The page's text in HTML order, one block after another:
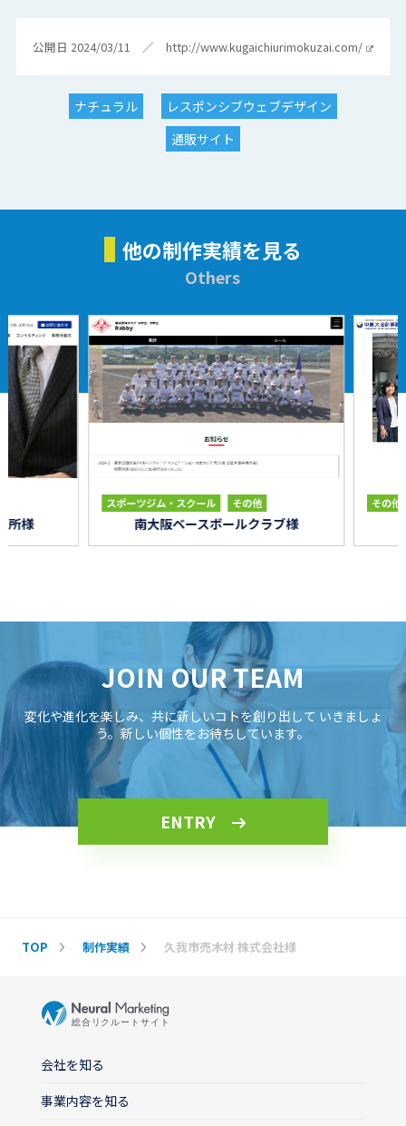
公開日 2024/03/11 ／http://www.kugaichiurimokuzai.com/
ナチュラル
レスポンシブウェブデザイン
通販サイト
他の制作実績を見る
Others
様
スポーツジム・スクール その他
南大阪ベースボールクラブ様
その他
JOIN OUR TEAM
変化や進化を楽しみ、共に新しいコトを創り出して いきましょ
う。新しい個性をお待ちしています。
ENTRY
TOP 制作実績 久我市売木材 株式会社様
会社を知る
事業内容を知る